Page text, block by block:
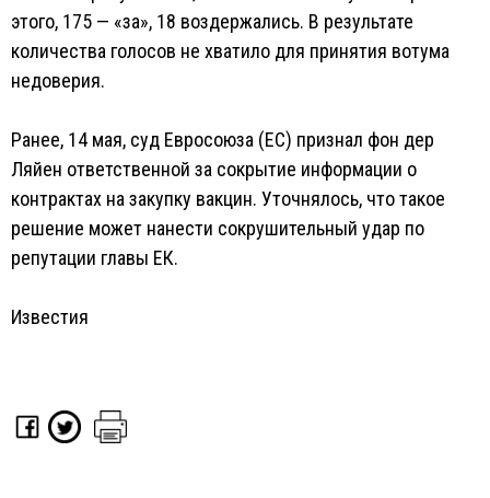
этого, 175 — «за», 18 воздержались. В результате
количества голосов не хватило для принятия вотума
недоверия.
Ранее, 14 мая, суд Евросоюза (ЕС) признал фон дер
Ляйен ответственной за сокрытие информации о
контрактах на закупку вакцин. Уточнялось, что такое
решение может нанести сокрушительный удар по
репутации главы ЕК.
Известия